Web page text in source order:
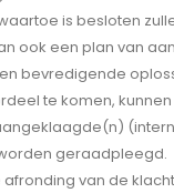
is besloten
ook een plan van
bevredigende
te komen,
geraadpleegd.
afronding van de